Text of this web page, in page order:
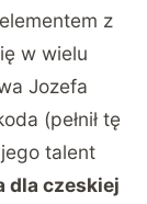
z
w wielu
Jozefa
(pełnił tę
talent
dla czeskiej